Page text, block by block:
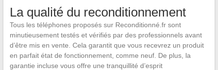
La qualité du reconditionnement
Tous les téléphones proposés sur Reconditionné.fr sont
minutieusement testés et vérifiés par des professionnels avant
d’être mis en vente. Cela garantit que vous recevrez un produit
en parfait état de fonctionnement, comme neuf. De plus, la
garantie incluse vous offre une tranquillité d’esprit